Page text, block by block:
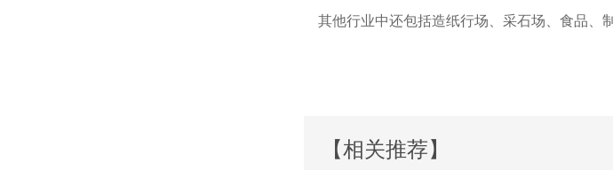
其他行业中还包括造纸行场、采石场、食品、
【相关推荐】